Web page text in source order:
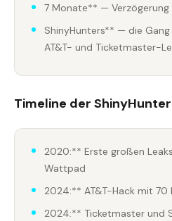
7 Monate** — Verzögerung
ShinyHunters** — die
AT&T- und Ticketmaster-
Timeline der
2020:** Erste großen
Wattpad
2024:** AT&T-Hack mit 70
2024:** Ticketmaster und